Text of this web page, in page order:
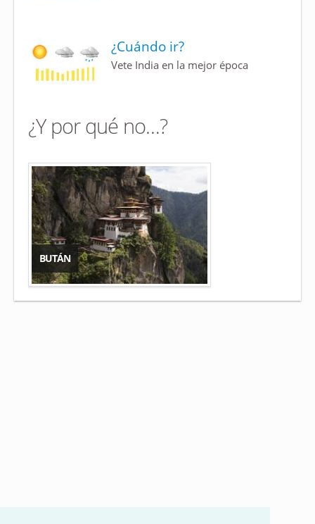
¿Cuándo ir?
Vete India en la mejor época
¿Y por qué no…?
BUTÁN